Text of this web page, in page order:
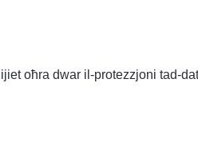
oħra dwar il-protezzjoni tad-